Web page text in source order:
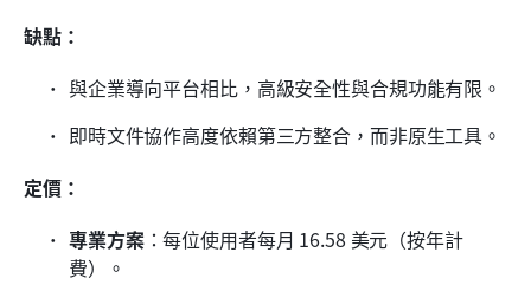
缺點：
與企業導向平台相比，高級安全性與合規功能有限。
即時文件協作高度依賴第三方整合，而非原生工具。
定價：
專業方案：每位使用者每月 16.58 美元（按年計
費）。